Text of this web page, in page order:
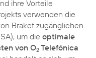
ihre Vorteile
verwenden die
Braket zugänglichen
um die optimale
von O2 Telefónica